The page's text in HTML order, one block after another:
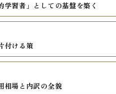
習者」としての基盤を築く
付ける策
相場と内訳の全貌